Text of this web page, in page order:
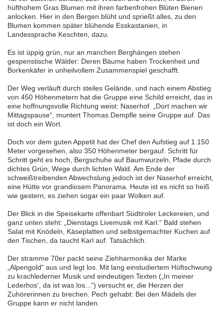
hüfthohem Gras Blumen mit ihren farbenfrohen Blüten Bienen
anlocken. Hier in den Bergen blüht und sprießt alles, zu den
Blumen kommen später blühende Esskastanien, in
Landessprache Keschten, dazu.
Es ist üppig grün, nur an manchen Berghängen stehen
gespenstische Wälder: Deren Bäume haben Trockenheit und
Borkenkäfer in unheilvollem Zusammenspiel geschafft.
Der Weg verläuft durch steiles Gelände, und nach einem Abstieg
von 450 Höhenmetern hat die Gruppe eine Schild erreicht, das in
eine hoffnungsvolle Richtung weist: Naserhof. „Dort machen wir
Mittagspause“, muntert Thomas Dempfle seine Gruppe auf. Das
ist doch ein Wort.
Doch vor dem guten Appetit hat der Chef den Aufstieg auf 1.150
Meter vorgesehen, also 350 Höhenmeter bergauf. Schritt für
Schritt geht es hoch, Bergschuhe auf Baumwurzeln, Pfade durch
dichtes Grün, Wege durch lichten Wald. Am Ende der
schweißtreibenden Abwechslung jedoch ist der Naserhof erreicht,
eine Hütte vor grandiosem Panorama. Heute ist es nicht so heiß
wie gestern, es ziehen sogar ein paar Wolken auf.
Der Blick in die Speisekarte offenbart Südtiroler Leckereien, und
ganz unten steht: „Dienstags Livemusik mit Karl.“ Bald stehen
Salat mit Knödeln, Käseplatten und selbstgemachter Kuchen auf
den Tischen, da taucht Karl auf. Tatsächlich.
Der stramme 70er packt seine Ziehharmonika der Marke
„Alpengold“ aus und legt los. Mit lang einstudiertem Hüftschwung
zu krachlederner Musik und eindeutigen Texten („In meiner
Lederhos‘, da ist was los...“) versucht er, die Herzen der
Zuhörerinnen zu brechen. Pech gehabt: Bei den Mädels der
Gruppe kann er nicht landen.